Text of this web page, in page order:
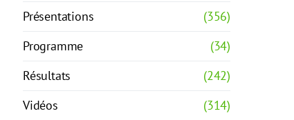
Présentations
(356)
Programme
(34)
Résultats
(242)
Vidéos
(314)